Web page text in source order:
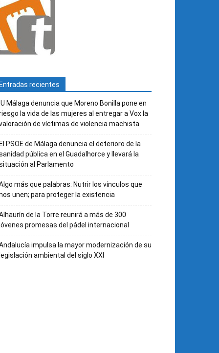
recientes
Málaga denuncia que Moreno Bonilla pone en
la vida de las mujeres al entregar a Vox la
de víctimas de violencia machista
PSOE de Málaga denuncia el deterioro de la
pública en el Guadalhorce y llevará la
al Parlamento
más que palabras: Nutrir los vínculos que
unen; para proteger la existencia
de la Torre reunirá a más de 300
promesas del pádel internacional
impulsa la mayor modernización de su
ambiental del siglo XXI